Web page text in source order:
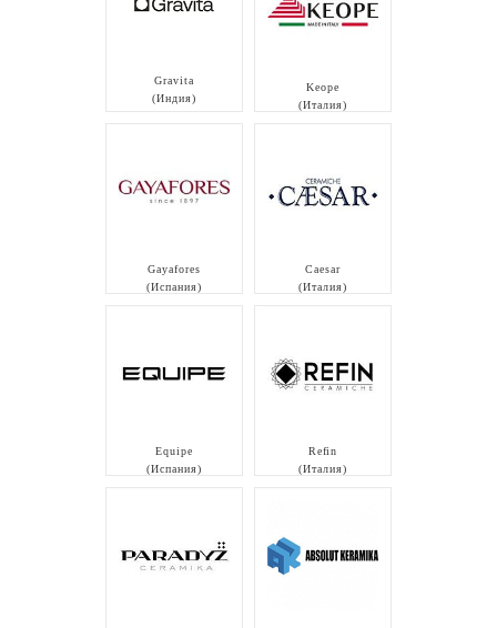
Gravita
(Индия)
Keope
(Италия)
Gayafores
(Испания)
Caesar
(Италия)
Equipe
(Испания)
Refin
(Италия)